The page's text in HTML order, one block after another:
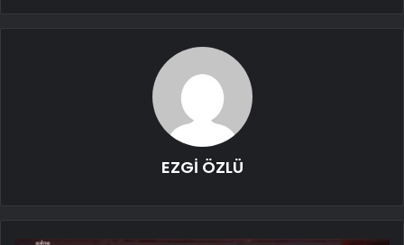
EZGİ ÖZLÜ